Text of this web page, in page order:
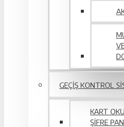
GEÇIŞ KONTROL
KART
ŞIFRE